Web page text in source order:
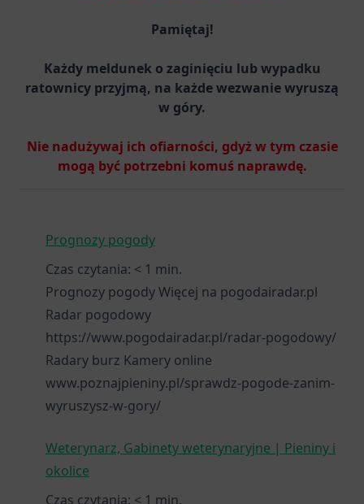
Pamiętaj!
Każdy meldunek o zaginięciu lub wypadku
ratownicy przyjmą, na każde wezwanie wyruszą
w góry.
Nie nadużywaj ich ofiarności, gdyż w tym czasie
mogą być potrzebni komuś naprawdę.
Prognozy pogody
Czas czytania: < 1 min.
Prognozy pogody Więcej na pogodairadar.pl
Radar pogodowy
https://www.pogodairadar.pl/radar-pogodowy/
Radary burz Kamery online
www.poznajpieniny.pl/sprawdz-pogode-zanim-
wyruszysz-w-gory/
Weterynarz, Gabinety weterynaryjne | Pieniny i
okolice
Czas czytania: < 1 min.